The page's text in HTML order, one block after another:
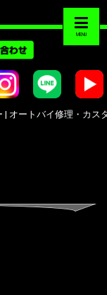
MENU
オートバイ修理・カス